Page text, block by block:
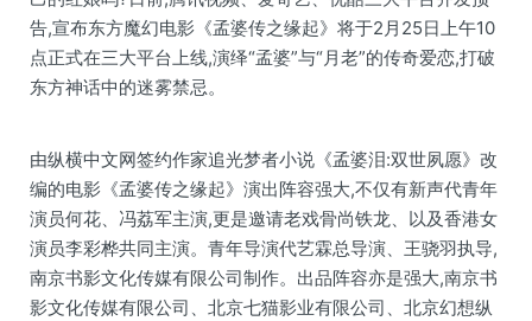
告,宣布东方魔幻电影《孟婆传之缘起》将于2月25日上午10
点正式在三大平台上线,演绎“孟婆”与“月老”的传奇爱恋,打破
东方神话中的迷雾禁忌。
由纵横中文网签约作家追光梦者小说《孟婆泪:双世夙愿》改
编的电影《孟婆传之缘起》演出阵容强大,不仅有新声代青年
演员何花、冯荔军主演,更是邀请老戏骨尚铁龙、以及香港女
演员李彩桦共同主演。青年导演代艺霖总导演、王骁羽执导,
南京书影文化传媒有限公司制作。出品阵容亦是强大,南京书
影文化传媒有限公司、北京七猫影业有限公司、北京幻想纵